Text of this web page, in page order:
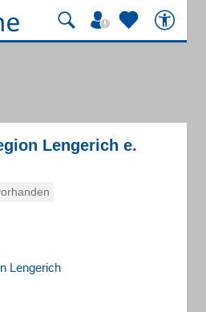
Lengerich e.
Lengerich